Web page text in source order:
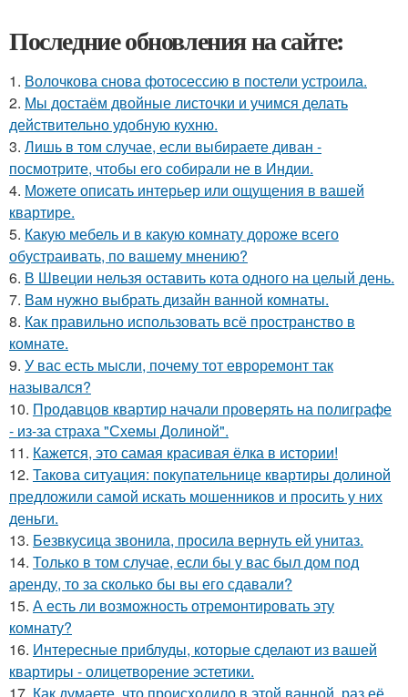
Последние обновления на сайте:
1. Волочкова снова фотосессию в постели устроила.
2. Мы достаём двойные листочки и учимся делать
действительно удобную кухню.
3. Лишь в том случае, если выбираете диван -
посмотрите, чтобы его собирали не в Индии.
4. Можете описать интерьер или ощущения в вашей
квартире.
5. Какую мебель и в какую комнату дороже всего
обустраивать, по вашему мнению?
6. В Швеции нельзя оставить кота одного на целый день.
7. Вам нужно выбрать дизайн ванной комнаты.
8. Как правильно использовать всё пространство в
комнате.
9. У вас есть мысли, почему тот евроремонт так
назывался?
10. Продавцов квартир начали проверять на полиграфе
- из-за страха "Схемы Долиной".
11. Кажется, это самая красивая ёлка в истории!
12. Такова ситуация: покупательнице квартиры долиной
предложили самой искать мошенников и просить у них
деньги.
13. Безвкусица звонила, просила вернуть ей унитаз.
14. Только в том случае, если бы у вас был дом под
аренду, то за сколько бы вы его сдавали?
15. А есть ли возможность отремонтировать эту
комнату?
16. Интересные приблуды, которые сделают из вашей
квартиры - олицетворение эстетики.